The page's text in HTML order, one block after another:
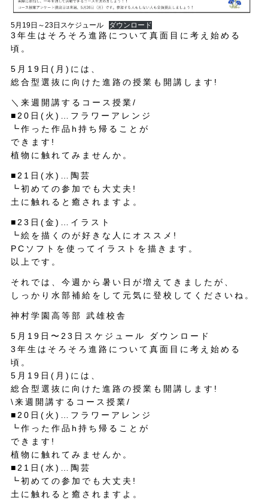
5月19日～23日スケジュール ダウンロード
3年生はそろそろ進路について真面目に考え始める
頃。
5月19日(月)には、
総合型選抜に向けた進路の授業も開講します!
＼来週開講するコース授業/
■20日(火)…フラワーアレンジ
┗作った作品h持ち帰ることが
できます!
植物に触れてみませんか。
■21日(水)…陶芸
┗初めての参加でも大丈夫!
土に触れると癒されますよ。
■23日(金)…イラスト
┗絵を描くのが好きな人にオススメ!
PCソフトを使ってイラストを描きます。
以上です。
それでは、今週から暑い日が増えてきましたが、
しっかり水部補給をして元気に登校してくださいね。
神村学園高等部 武雄校舎
5月19日〜23日スケジュール ダウンロード
3年生はそろそろ進路について真面目に考え始める
頃。
5月19日(月)には、
総合型選抜に向けた進路の授業も開講します!
\来週開講するコース授業/
■20日(火)…フラワーアレンジ
┗作った作品h持ち帰ることが
できます!
植物に触れてみませんか。
■21日(水)…陶芸
┗初めての参加でも大丈夫!
土に触れると癒されますよ。